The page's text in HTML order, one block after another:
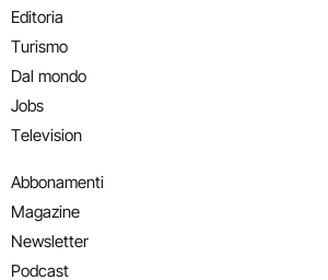
Editoria
Turismo
Dal mondo
Jobs
Television
Abbonamenti
Magazine
Newsletter
Podcast